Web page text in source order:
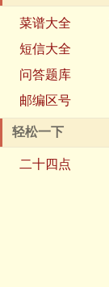
菜谱大全
短信大全
问答题库
邮编区号
轻松一下
二十四点